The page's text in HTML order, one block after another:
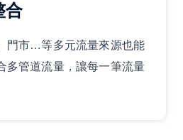
合
門市…等多元流量來源也能
多管道流量，讓每一筆流量